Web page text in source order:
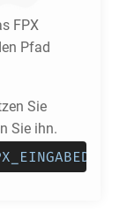
FPX
Pfad
Sie
Sie ihn.